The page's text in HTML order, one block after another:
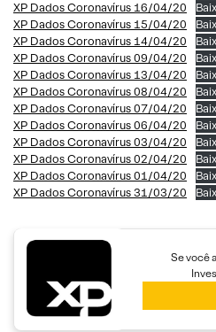
XP Dados Coronavírus 16/04/20
XP Dados Coronavírus 15/04/20
XP Dados Coronavírus 14/04/20
XP Dados Coronavírus 09/04/20
XP Dados Coronavírus 13/04/20
XP Dados Coronavírus 08/04/20
XP Dados Coronavírus 07/04/20
XP Dados Coronavírus 06/04/20
XP Dados Coronavírus 03/04/20
XP Dados Coronavírus 02/04/20
XP Dados Coronavírus 01/04/20
XP Dados Coronavírus 31/03/20
Se você